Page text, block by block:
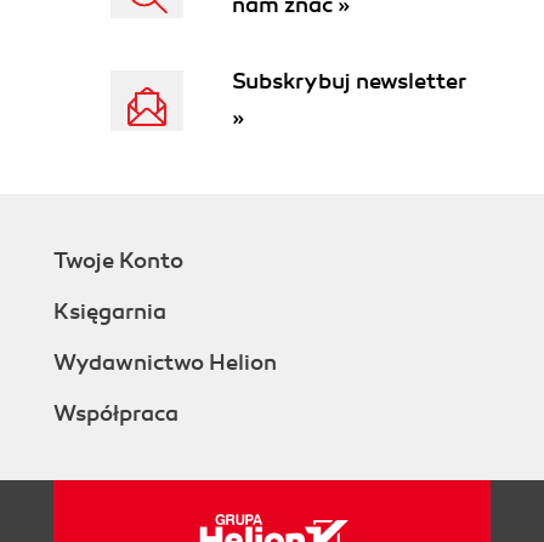
Mind Versus Data
Data Sources
Data Formats
Relational Model
Graph model
Data Storage Engines and Processing
Data Passing Through Databases
nam znać »
Subskrybuj newsletter
»
Twoje Konto
Księgarnia
Wydawnictwo Helion
Współpraca